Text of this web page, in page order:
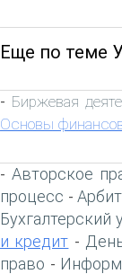
Еще по теме
- Биржевая
Основы
- Авторское
процесс -
Бухгалтерский
и кредит -
право -